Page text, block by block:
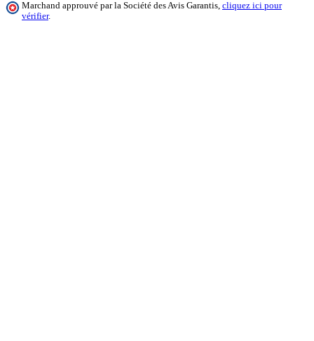
Marchand approuvé par la Société des Avis Garantis, cliquez ici pour
vérifier.